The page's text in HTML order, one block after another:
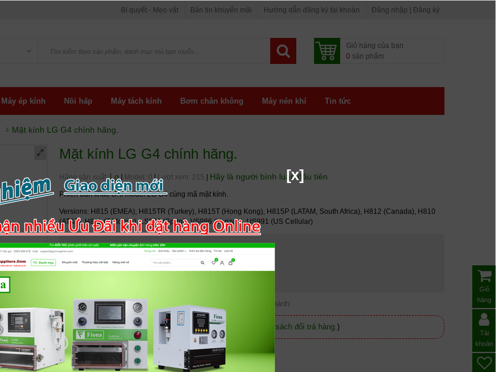
[x]
Bí quyết - Mẹo vặt Bản tin khuyến mãi Hướng dẫn đăng ký tài khoản Đăng nhập | Đăng ký
Giỏ hàng của bạn
0 sản phẩm
Máy ép kính Nồi hấp Máy tách kính Bơm chân không Máy nén khí Tin tức
Mặt kính LG G4 chính hãng.
Mặt kính LG G4 chính hãng.
Hãng sản xuất:Lg| Model: 0 |Lượt xem: 215 | Hãy là người bình luận đầu tiên
Phiên bản khác cho model LG G4 cùng mã mặt kính.
Versions: H815 (EMEA), H815TR (Turkey), H815T (Hong Kong), H815P (LATAM, South Africa), H812 (Canada), H810
(AT&T), H811 (T-Mobile), LS991 (Sprint), VS986 (Verizon), US991 (US Cellular)
Giá
Số lượng
>= 1
Tình trạng: CÒN HÀNG Bảo hành:
Ưu đãi: Đổi mới trong vòng 07 ngày ( Xem chính sách đổi trả hàng. )
Số lượng: - +
Giỏ
hàng
Tài
khoản